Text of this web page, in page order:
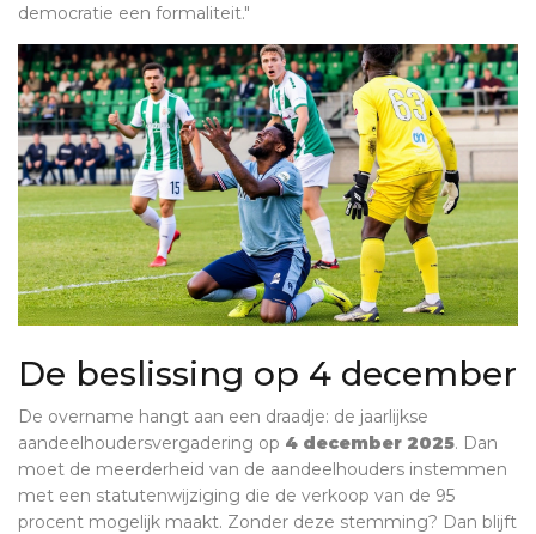
democratie een formaliteit."
De beslissing op 4 december
De overname hangt aan een draadje: de jaarlijkse
aandeelhoudersvergadering op 4 december 2025. Dan
moet de meerderheid van de aandeelhouders instemmen
met een statutenwijziging die de verkoop van de 95
procent mogelijk maakt. Zonder deze stemming? Dan blijft